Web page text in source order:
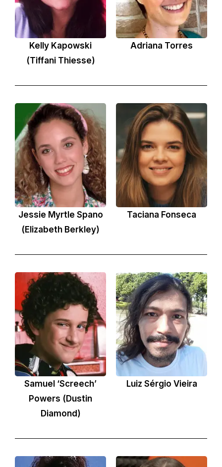
Kelly Kapowski
(Tiffani Thiesse)
Adriana Torres
Jessie Myrtle Spano
(Elizabeth Berkley)
Taciana Fonseca
Samuel ‘Screech’
Powers (Dustin
Diamond)
Luiz Sérgio Vieira